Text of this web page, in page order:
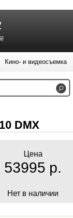
DMX
Цена
53995 р.
Нет в наличии
Кино- и видеосъемка